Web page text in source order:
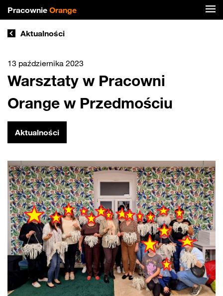
Pracownie Orange
Aktualności
13 października 2023
Warsztaty w Pracowni
Orange w Przedmościu
Aktualności